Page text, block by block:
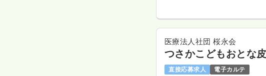
医療法人社団 桜永会
つさかこどもおとな
直接応募求人 電子カルテ